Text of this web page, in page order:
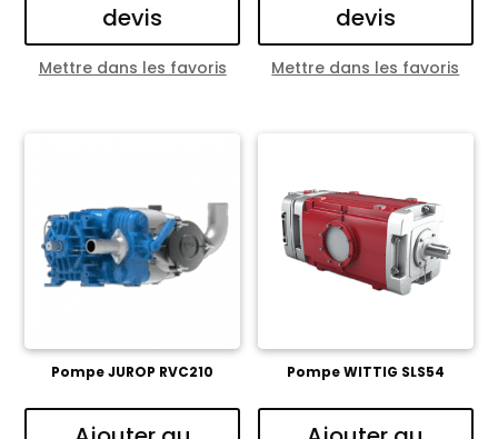
devis
Mettre dans les favoris
devis
Mettre dans les favoris
Pompe JUROP RVC210 Pompe WITTIG SLS54